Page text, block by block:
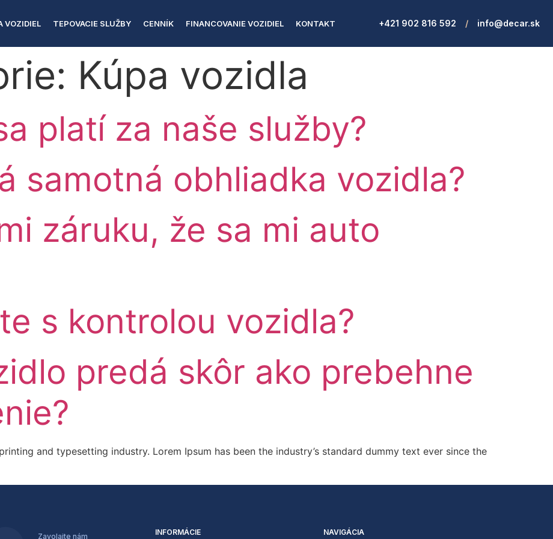
VOZIDIEL TEPOVACIE SLUŽBY CENNÍK FINANCOVANIE VOZIDIEL KONTAKT +421 902 816 592 / info@decar.sk
Kúpa vozidla
platí za naše služby?
samotná obhliadka vozidla?
záruku, že sa mi auto
s kontrolou vozidla?
predá skôr ako prebehne
and typesetting industry. Lorem Ipsum has been the industry’s standard dummy text ever since the
Zavolajte nám INFORMÁCIE NAVIGÁCIA